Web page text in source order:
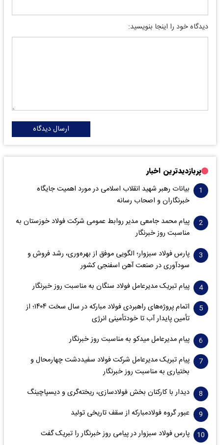
دیدگاه خود را اینجا بنویسید:
ارسال دیدگاه
پربازدیدترین اخبار
بیانات رهبر شهید انقلاب اسلامی در مورد اهمیت جایگاه
خبرنگاران و اصحاب رسانه
پیام محمد جامعی مدیر روابط عمومی شرکت فولاد خوزستان به
مناسبت روز خبرنگار
پارس فولاد سبزوار؛ الگویی موفق از بهره‌وری، رشد فروش و
سود‌آوری در صنعت آهن اسفنجی کشور
پیام تبریک مدیرعامل فولاد سنگان به مناسبت روز خبرنگار
اتمام پروژه‌های راهبردی فولاد مبارکه در سال سخت ۱۴۰۴؛ از
تأمین پایدار آب تا خودتأمینی انرژی
پیام مدیرعامل میدکو به مناسبت روز خبرنگار
پیام تبریک مدیرعامل شرکت فولاد سفیددشت چهارمحال و
بختیاری به مناسبت روز خبرنگار
دیدار با کارکنان بخش فولادسازی، ریخته‌گری و دیسپاچینگ
عبور گروه فولادمبارکه از سقف تاریخی تولید
پارس فولاد سبزوار در پیامی روز خبرنگار را تبریک گفت